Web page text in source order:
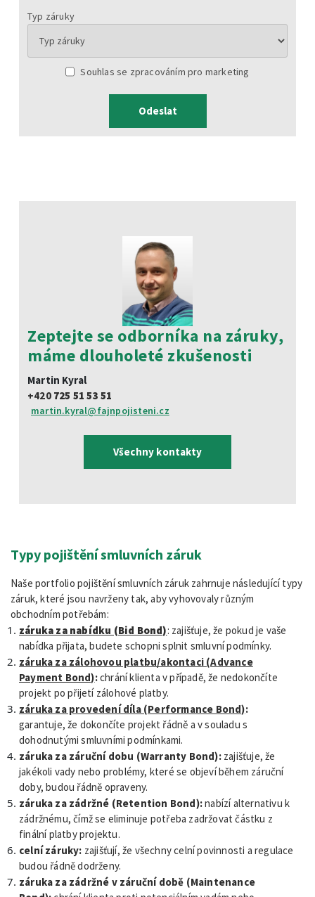
Typ záruky
Souhlas se zpracováním pro marketing
Zeptejte se odborníka na záruky,
máme dlouholeté zkušenosti
Martin Kyral
+420 725 51 53 51
martin.kyral@fajnpojisteni.cz
Všechny kontakty
Typy pojištění smluvních záruk
Naše portfolio pojištění smluvních záruk zahrnuje následující typy
záruk, které jsou navrženy tak, aby vyhovovaly různým
obchodním potřebám:
záruka za nabídku (Bid Bond): zajišťuje, že pokud je vaše
nabídka přijata, budete schopni splnit smluvní podmínky.
záruka za zálohovou platbu/akontaci (Advance
Payment Bond):chrání klienta v případě, že nedokončíte
projekt po přijetí zálohové platby.
záruka za provedení díla (Performance Bond):
garantuje, že dokončíte projekt řádně a v souladu s
dohodnutými smluvními podmínkami.
záruka za záruční dobu (Warranty Bond):zajišťuje, že
jakékoli vady nebo problémy, které se objeví během záruční
doby, budou řádně opraveny.
záruka za zádržné (Retention Bond):nabízí alternativu k
zádržnému, čímž se eliminuje potřeba zadržovat částku z
finální platby projektu.
celní záruky: zajišťují, že všechny celní povinnosti a regulace
budou řádně dodrženy.
záruka za zádržné v záruční době (Maintenance